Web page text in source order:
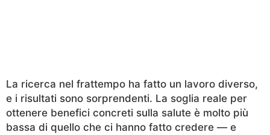
La ricerca nel frattempo ha fatto un lavoro diverso,
e i risultati sono sorprendenti. La soglia reale per
ottenere benefici concreti sulla salute è molto più
bassa di quello che ci hanno fatto credere — e